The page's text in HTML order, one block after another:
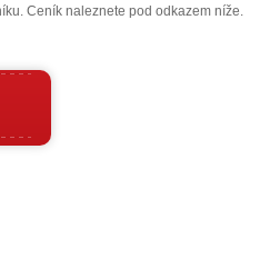
Ceník naleznete pod odkazem níže.